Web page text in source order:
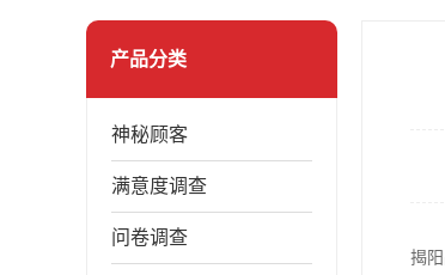
产品分类
神秘顾客
满意度调查
问卷调查
揭